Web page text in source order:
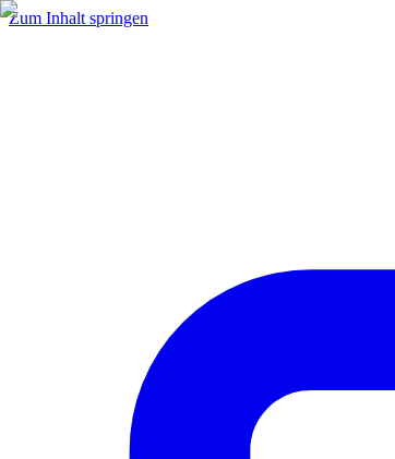
Zum Inhalt springen